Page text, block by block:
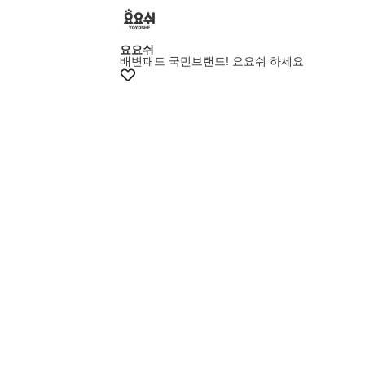
요요쉬
배변패드 국민브랜드! 요요쉬 하세요